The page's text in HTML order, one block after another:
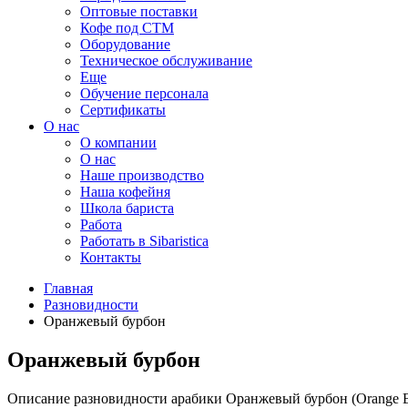
Оптовые поставки
Кофе под СТМ
Оборудование
Техническое обслуживание
Еще
Обучение персонала
Сертификаты
О нас
O компании
О нас
Наше производство
Наша кофейня
Школа бариста
Работа
Работать в Sibaristica
Контакты
Главная
Разновидности
Оранжевый бурбон
Оранжевый бурбон
Описание разновидности арабики Оранжевый бурбон (Orange